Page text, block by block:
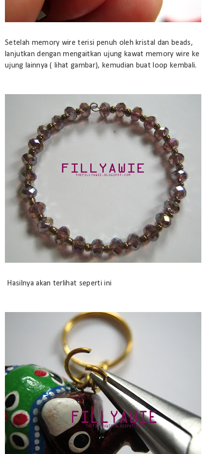
Setelah memory wire terisi penuh oleh kristal dan beads,
lanjutkan dengan mengaitkan ujung kawat memory wire ke
ujung lainnya ( lihat gambar), kemudian buat loop kembali.
Hasilnya akan terlihat seperti ini